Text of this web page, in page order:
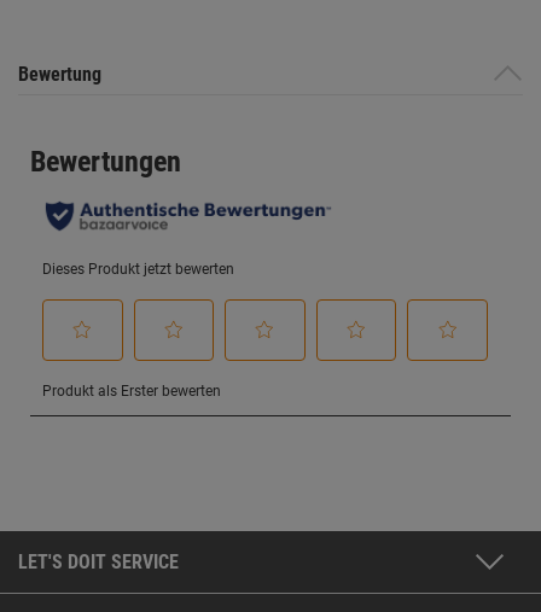
Bewertung
LET'S DOIT SERVICE